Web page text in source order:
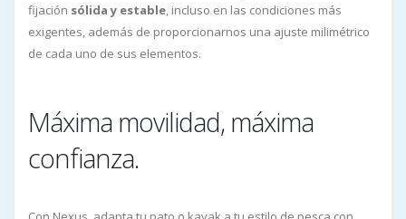
fijación sólida y estable, incluso en las condiciones más
exigentes, además de proporcionarnos una ajuste milimétrico
de cada uno de sus elementos.
Máxima movilidad, máxima
confianza.